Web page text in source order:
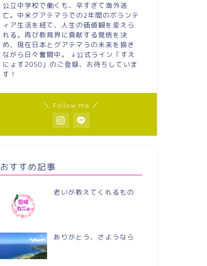
公立中学校で働くも、辛すぎて海外逃
亡。中米グアテマラでの2年間のボランテ
ィア生活を経て、人生の価値観を変えら
れる。再び教育界に貢献する覚悟を決
め、現在日本とグアテマラの未来を描き
ながら日々奮闘中。 ↓公式ライン「すえ
にょす2050」のご登録、お待ちしていま
す！
＼ Follow me ／
おすすめ記事
老いが教えてくれるもの
ありがとう、さようなら